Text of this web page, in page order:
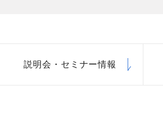
福利厚生
職場データ
説明会・ セミナー情報